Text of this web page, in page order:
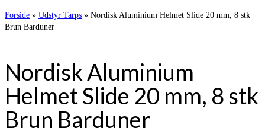
Forside » Udstyr Tarps » Nordisk Aluminium Helmet Slide 20 mm, 8 stk
Brun Barduner
Nordisk Aluminium
Helmet Slide 20 mm, 8 stk
Brun Barduner